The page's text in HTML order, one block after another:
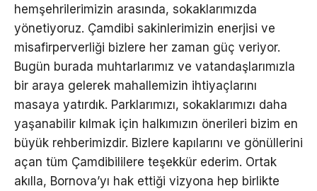
hemşehrilerimizin arasında, sokaklarımızda
yönetiyoruz. Çamdibi sakinlerimizin enerjisi ve
misafirperverliği bizlere her zaman güç veriyor.
Bugün burada muhtarlarımız ve vatandaşlarımızla
bir araya gelerek mahallemizin ihtiyaçlarını
masaya yatırdık. Parklarımızı, sokaklarımızı daha
yaşanabilir kılmak için halkımızın önerileri bizim en
büyük rehberimizdir. Bizlere kapılarını ve gönüllerini
açan tüm Çamdibililere teşekkür ederim. Ortak
akılla, Bornova’yı hak ettiği vizyona hep birlikte